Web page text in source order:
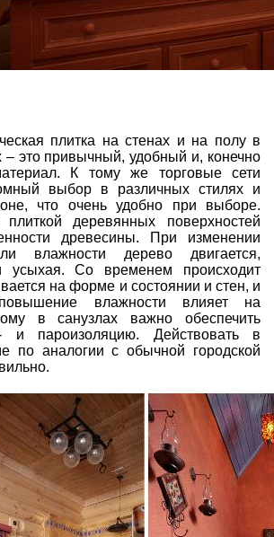
плитка на стенах и на полу в
– это привычный, удобный и, конечно
К тому же торговые сети
выбор в различных стилях и
что очень удобно при выборе.
деревянных поверхностей
древесины. При изменении
влажности дерево двигается,
усыхая. Со временем происходит
на форме и состоянии и стен, и
влажности влияет на
в санузлах важно обеспечить
и пароизоляцию. Действовать в
по аналогии с обычной городской